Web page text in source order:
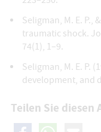
Seligman, M. E. P.,
traumatic shock.
74(1), 1–9.
Seligman, M. E. P.
development, and
Teilen Sie diesen